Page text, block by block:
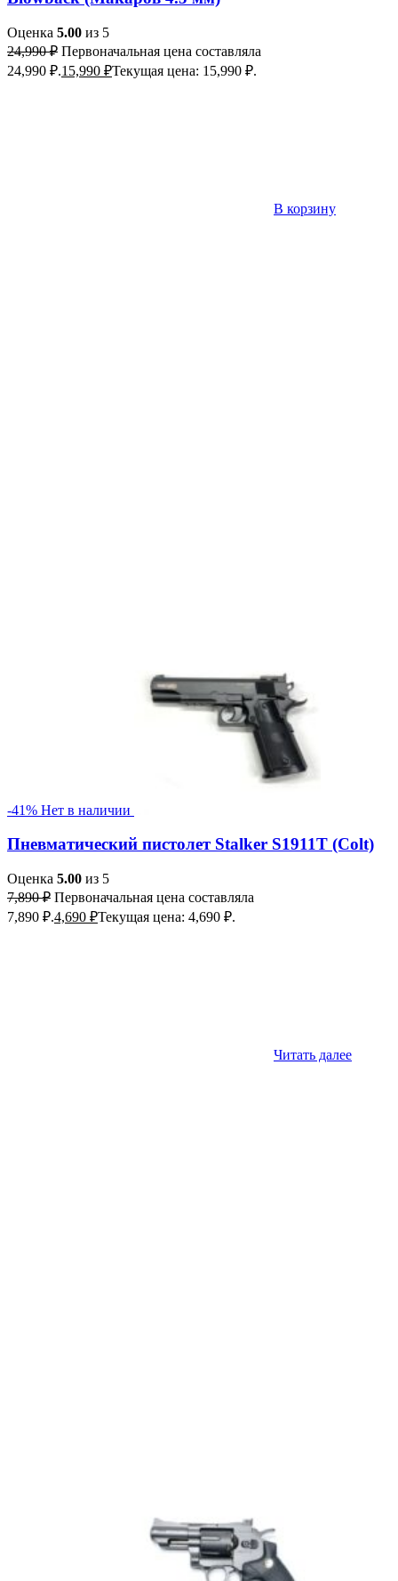
Оценка 5.00 из 5
24,990₽ Первоначальная цена составляла
24,990 ₽.15,990 ₽Текущая цена: 15,990 ₽.
В корзину
-41% Нет в наличии
Пневматический пистолет Stalker S1911T (Colt)
Оценка 5.00 из 5
7,890₽ Первоначальная цена составляла
7,890 ₽.4,690 ₽Текущая цена: 4,690 ₽.
Читать далее